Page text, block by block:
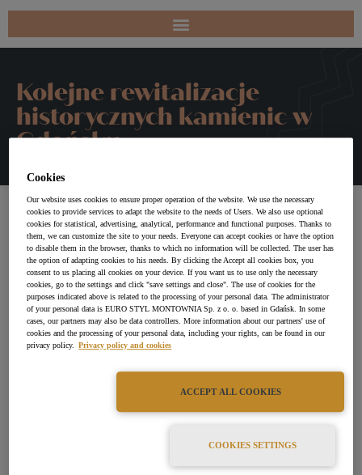
Kolejne rewitalizacje
historycznych kamienic w
Gdańsku
Cookies
Our website uses cookies to ensure proper operation of the website. We use the necessary
cookies to provide services to adapt the website to the needs of Users. We also use optional
cookies for statistical, advertising, analytical, performance and functional purposes. Thanks to
them, we can customize the site to your needs. Everyone can accept cookies or have the option
to disable them in the browser, thanks to which no information will be collected. The user has
the option of adapting cookies to his needs. By clicking the Accept all cookies box, you
consent to us placing all cookies on your device. If you want us to use only the necessary
cookies, go to the settings and click "save settings and close". The use of cookies for the
purposes indicated above is related to the processing of your personal data. The administrator
of your personal data is EURO STYL MONTOWNIA Sp. z o. o. based in Gdańsk. In some
cases, our partners may also be data controllers. More information about our partners' use of
cookies and the processing of your personal data, including your rights, can be found in our
privacy policy.
Privacy policy and cookies
ACCEPT ALL COOKIES
COOKIES SETTINGS